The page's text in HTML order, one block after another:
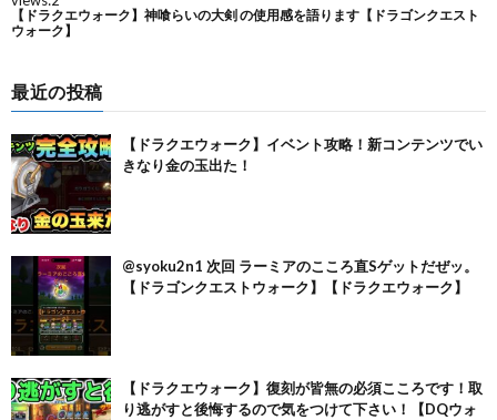
最近の投稿
【ドラクエウォーク】イベント攻略！新コンテンツでい
きなり金の玉出た！
@syoku2n1 次回 ラーミアのこころ直Sゲットだぜッ。
【ドラゴンクエストウォーク】【ドラクエウォーク】
【ドラクエウォーク】復刻が皆無の必須こころです！取
り逃がすと後悔するので気をつけて下さい！【DQウォ